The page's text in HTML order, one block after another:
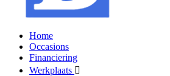
Home
Occasions
Financiering
Werkplaats